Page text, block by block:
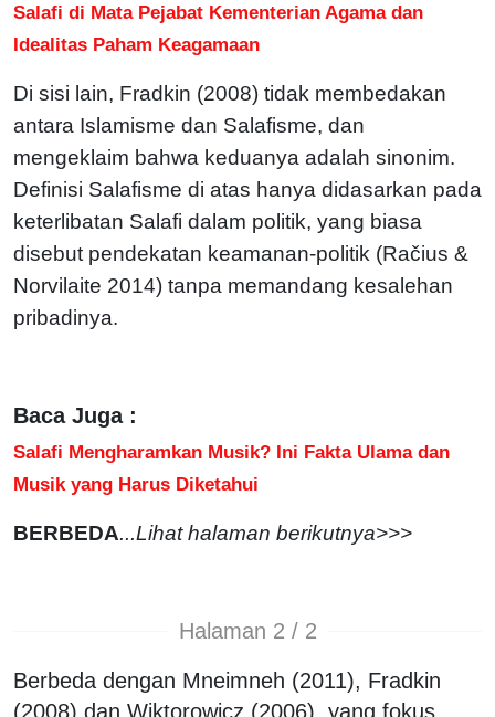
Salafi di Mata Pejabat Kementerian Agama dan
Idealitas Paham Keagamaan
Di sisi lain, Fradkin (2008) tidak membedakan
antara Islamisme dan Salafisme, dan
mengeklaim bahwa keduanya adalah sinonim.
Definisi Salafisme di atas hanya didasarkan pada
keterlibatan Salafi dalam politik, yang biasa
disebut pendekatan keamanan-politik (Račius &
Norvilaite 2014) tanpa memandang kesalehan
pribadinya.
Baca Juga :
Salafi Mengharamkan Musik? Ini Fakta Ulama dan
Musik yang Harus Diketahui
BERBEDA...Lihat halaman berikutnya>>>
Halaman 2 / 2
Berbeda dengan Mneimneh (2011), Fradkin
(2008) dan Wiktorowicz (2006), yang fokus